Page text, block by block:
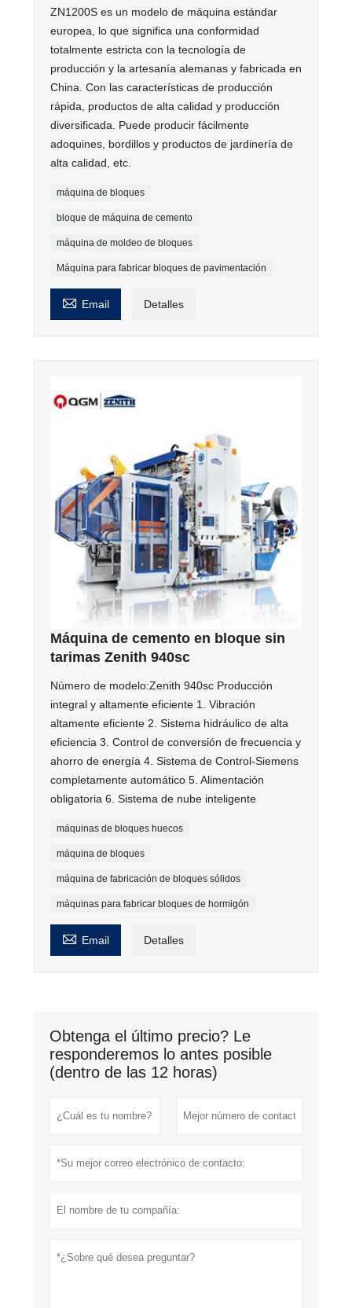
ZN1200S es un modelo de máquina estándar
europea, lo que significa una conformidad
totalmente estricta con la tecnología de
producción y la artesanía alemanas y fabricada en
China. Con las características de producción
rápida, productos de alta calidad y producción
diversificada. Puede producir fácilmente
adoquines, bordillos y productos de jardinería de
alta calidad, etc.
máquina de bloques
bloque de máquina de cemento
máquina de moldeo de bloques
Máquina para fabricar bloques de pavimentación
 Email Detalles
Máquina de cemento en bloque sin
tarimas Zenith 940sc
Número de modelo:Zenith 940sc Producción
integral y altamente eficiente 1. Vibración
altamente eficiente 2. Sistema hidráulico de alta
eficiencia 3. Control de conversión de frecuencia y
ahorro de energía 4. Sistema de Control-Siemens
completamente automático 5. Alimentación
obligatoria 6. Sistema de nube inteligente
máquinas de bloques huecos
máquina de bloques
máquina de fabricación de bloques sólidos
máquinas para fabricar bloques de hormigón
 Email Detalles
Obtenga el último precio? Le
responderemos lo antes posible
(dentro de las 12 horas)